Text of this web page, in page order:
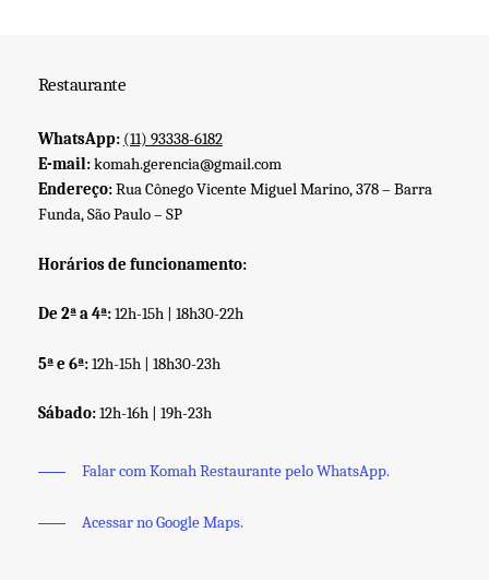
Restaurante
WhatsApp: (11) 93338-6182
E-mail:komah.gerencia@gmail.com
Endereço:Rua Cônego Vicente Miguel Marino, 378 – Barra
Funda, São Paulo – SP
Horários de funcionamento:
De 2ª a 4ª:12h-15h | 18h30-22h
5ª e 6ª:12h-15h | 18h30-23h
Sábado:12h-16h | 19h-23h
Falar com Komah Restaurante pelo WhatsApp.
Acessar no Google Maps.